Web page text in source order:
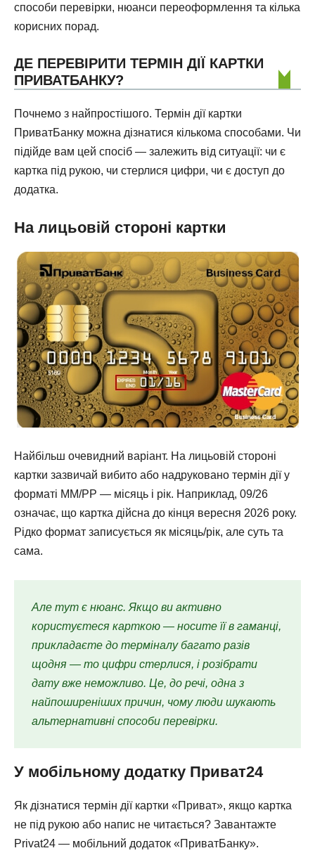
способи перевірки, нюанси переоформлення та кілька
корисних порад.
ДЕ ПЕРЕВІРИТИ ТЕРМІН ДІЇ КАРТКИ
ПРИВАТБАНКУ?
Почнемо з найпростішого. Термін дії картки
ПриватБанку можна дізнатися кількома способами. Чи
підійде вам цей спосіб — залежить від ситуації: чи є
картка під рукою, чи стерлися цифри, чи є доступ до
додатка.
На лицьовій стороні картки
Найбільш очевидний варіант. На лицьовій стороні
картки зазвичай вибито або надруковано термін дії у
форматі ММ/РР — місяць і рік. Наприклад, 09/26
означає, що картка дійсна до кінця вересня 2026 року.
Рідко формат записується як місяць/рік, але суть та
сама.
Але тут є нюанс. Якщо ви активно
користуєтеся карткою — носите її в гаманці,
прикладаєте до терміналу багато разів
щодня — то цифри стерлися, і розібрати
дату вже неможливо. Це, до речі, одна з
найпоширеніших причин, чому люди шукають
альтернативні способи перевірки.
У мобільному додатку Приват24
Як дізнатися термін дії картки «Приват», якщо картка
не під рукою або напис не читається? Завантажте
Privat24 — мобільний додаток «ПриватБанку».